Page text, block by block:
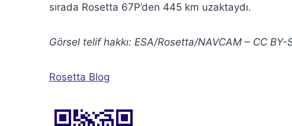
sırada Rosetta 67P’den 445 km uzaktaydı.
Görsel telif hakkı: ESA/Rosetta/NAVCAM – CC BY-
Rosetta Blog